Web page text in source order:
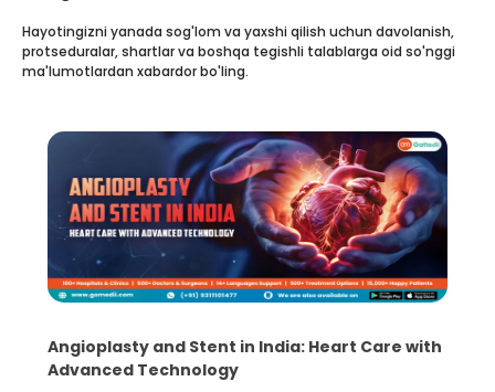
Hayotingizni yanada sog'lom va yaxshi qilish uchun davolanish,
protseduralar, shartlar va boshqa tegishli talablarga oid so'nggi
ma'lumotlardan xabardor bo'ling.
5 Essential Steps for Effective Human Sperm
Collection and Processing Methods